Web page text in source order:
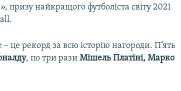
призу найкращого футболіста світу 2021
це рекорд за всю історію нагороди. П’ять
, по три разиМішель Платіні, Марко